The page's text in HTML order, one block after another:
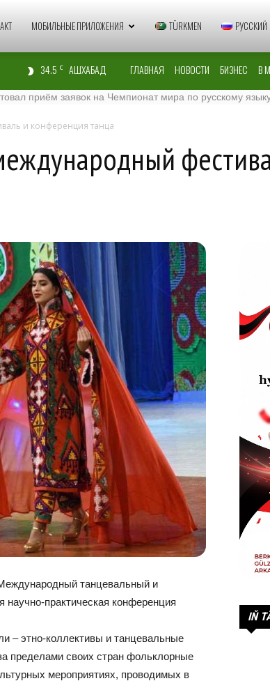
МОБИЛЬНЫЕ ПРИЛОЖЕНИЯ TÜRKMEN РУССКИЙ
34.5 C АШХАБАД ГЛАВНАЯ НОВОСТИ БИЗНЕС В
заявок на Чемпионат мира по русскому языку – 2026
и конференция танца
танцевальный и
практическая конференция
– этно-коллективы и танцевальные
пределами своих стран фольклорные
мероприятиях, проводимых в
IŇ